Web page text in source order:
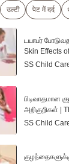
उल्टी पेट में दर्द
டயாபர்
Skin Effects
SS Child
பிடிவாதமான
அறிகுறிகள் |
Tantrum |
SS Child